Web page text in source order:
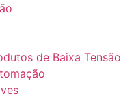
de Baixa Tensão